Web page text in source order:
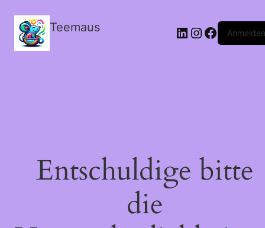
Teemaus LinkedIn
Instagram
FacebookAnmelden
Entschuldige bitte
die